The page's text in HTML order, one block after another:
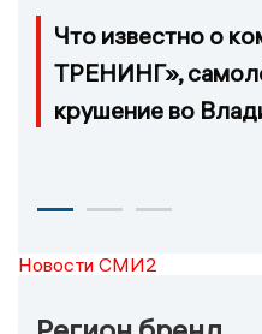
Что известно о
ТРЕНИНГ»,
крушение во
Новости СМИ2